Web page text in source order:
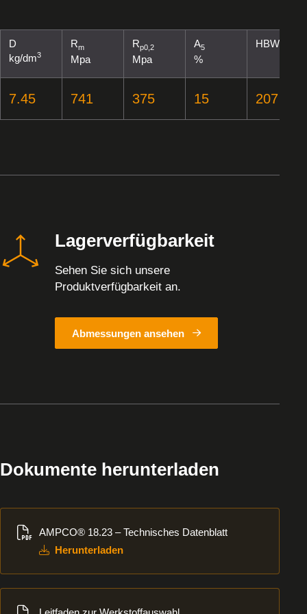
D
kg/dm3
Rm
Mpa
Rp0,2
Mpa
A5
%
HBW
7.45 741 375 15 207
Lagerverfügbarkeit
Sehen Sie sich unsere
Produktverfügbarkeit an.
Abmessungen ansehen
Dokumente herunterladen
AMPCO® 18.23 – Technisches Datenblatt
Herunterladen